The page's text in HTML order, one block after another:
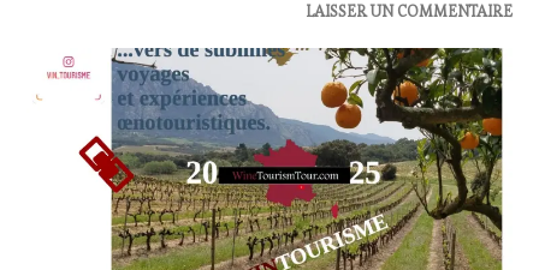
HORS
ZONE
DE
CONFORT
LAISSER UN COMMENTAIRE